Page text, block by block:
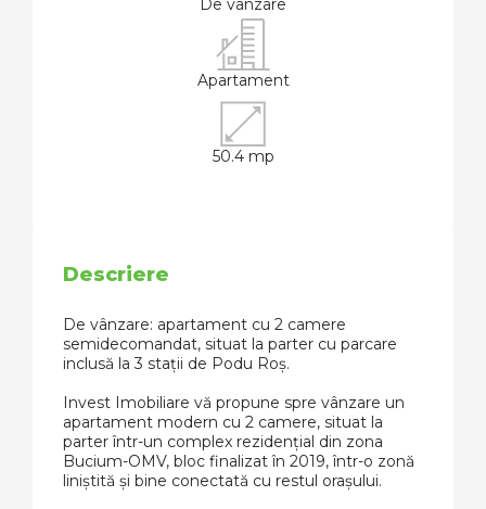
De vânzare
Apartament
50.4 mp
Descriere
De vânzare: apartament cu 2 camere
semidecomandat, situat la parter cu parcare
inclusă la 3 stații de Podu Roș.
Invest Imobiliare vă propune spre vânzare un
apartament modern cu 2 camere, situat la
parter într-un complex rezidențial din zona
Bucium-OMV, bloc finalizat în 2019, într-o zonă
liniștită și bine conectată cu restul orașului.